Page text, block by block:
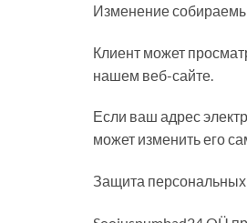
Изменение
Клиент может
нашем веб-сайте.
Если ваш адрес
может изменить его
Защита